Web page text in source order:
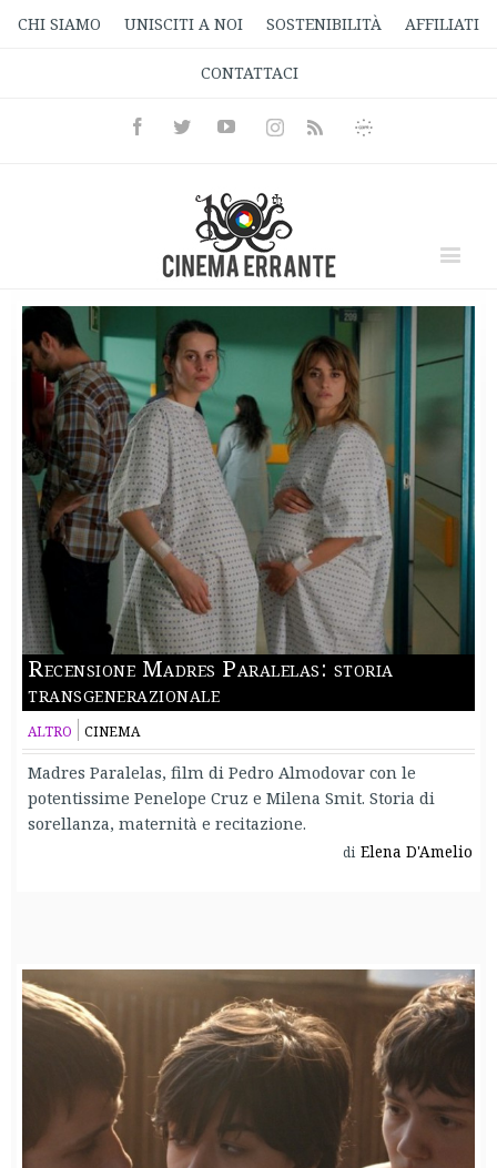
CHI SIAMO UNISCITI A NOI SOSTENIBILITÀ AFFILIATI
CONTATTACI
FacebookTwitterYoutubeInstagramRss
Informativa
Recensione Madres Paralelas: storia
transgenerazionale
ALTRO CINEMA
Madres Paralelas, film di Pedro Almodovar con le
potentissime Penelope Cruz e Milena Smit. Storia di
sorellanza, maternità e recitazione.
di Elena D'Amelio